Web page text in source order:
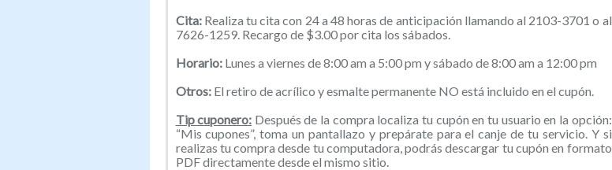
Cita: Realiza tu cita con 24 a 48 horas de anticipación llamando al 2103-3701 o al
7626-1259. Recargo de $3.00 por cita los sábados.
Horario: Lunes a viernes de 8:00 am a 5:00 pm y sábado de 8:00 am a 12:00 pm
Otros: El retiro de acrílico y esmalte permanente NO está incluido en el cupón.
Tip cuponero: Después de la compra localiza tu cupón en tu usuario en la opción:
“Mis cupones”, toma un pantallazo y prepárate para el canje de tu servicio. Y si
realizas tu compra desde tu computadora, podrás descargar tu cupón en formato
PDF directamente desde el mismo sitio.